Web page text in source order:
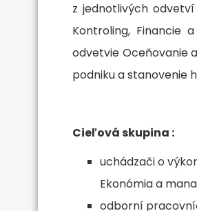
z jednotlivých
Kontroling, Financie
odvetvie Oceňovanie
podniku a stanovenie
Cieľová skupina :
uchádzači o
Ekonómia a
odborní